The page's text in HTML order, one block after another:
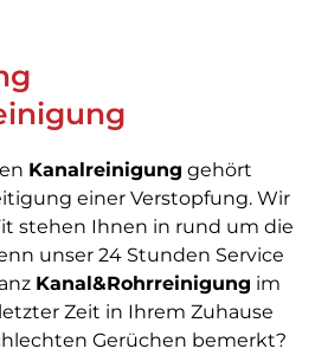
Kanalreinigung gehört
einer Verstopfung. Wir
stehen Ihnen in rund um die
unser 24 Stunden Service
Kanal&Rohrreinigung im
Zeit in Ihrem Zuhause
Gerüchen bemerkt?